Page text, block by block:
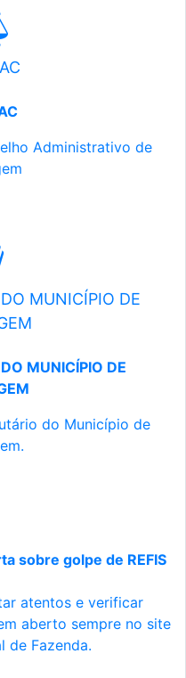
Administrativo de
MUNICÍPIO DE
MUNICÍPIO DE
do Município de
sobre golpe de REFIS
atentos e verificar
aberto sempre no site
de Fazenda.